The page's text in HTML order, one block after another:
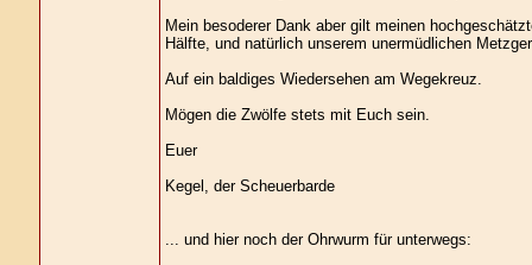
Mein besoderer Dank aber gilt meinen
Hälfte, und natürlich unserem unermüdlichen
Auf ein baldiges Wiedersehen am Wegekreuz.
Mögen die Zwölfe stets mit Euch sein.
Euer
Kegel, der Scheuerbarde
... und hier noch der Ohrwurm für unterwegs: